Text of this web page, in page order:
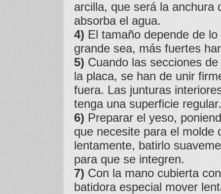
arcilla, que será la anchura
absorba el agua.
4) El tamaño depende de
grande sea, más fuertes
5) Cuando las secciones
la placa, se han de unir
fuera. Las junturas
tenga una superficie regular.
6) Preparar el yeso,
que necesite para el molde
lentamente, batirlo
para que se integren.
7) Con la mano cubierta
batidora especial mover